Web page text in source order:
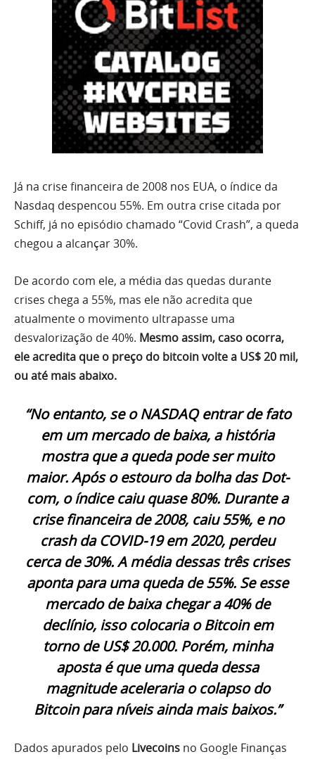
Já na crise financeira de 2008 nos EUA, o índice da
Nasdaq despencou 55%. Em outra crise citada por
Schiff, já no episódio chamado “Covid Crash”, a queda
chegou a alcançar 30%.
De acordo com ele, a média das quedas durante
crises chega a 55%, mas ele não acredita que
atualmente o movimento ultrapasse uma
desvalorização de 40%. Mesmo assim, caso ocorra,
ele acredita que o preço do bitcoin volte a US$ 20 mil,
ou até mais abaixo.
“No entanto, se o NASDAQ entrar de fato
em um mercado de baixa, a história
mostra que a queda pode ser muito
maior. Após o estouro da bolha das Dot-
com, o índice caiu quase 80%. Durante a
crise financeira de 2008, caiu 55%, e no
crash da COVID-19 em 2020, perdeu
cerca de 30%. A média dessas três crises
aponta para uma queda de 55%. Se esse
mercado de baixa chegar a 40% de
declínio, isso colocaria o Bitcoin em
torno de US$ 20.000. Porém, minha
aposta é que uma queda dessa
magnitude aceleraria o colapso do
Bitcoin para níveis ainda mais baixos.”
Dados apurados pelo Livecoins no Google Finanças